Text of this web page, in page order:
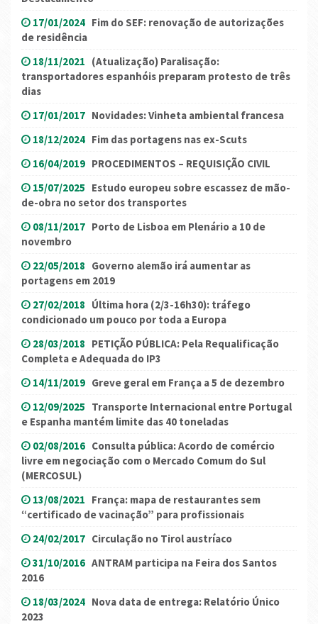
17/01/2024 Fim do SEF: renovação de autorizações
de residência
18/11/2021 (Atualização) Paralisação:
transportadores espanhóis preparam protesto de três
dias
17/01/2017 Novidades: Vinheta ambiental francesa
18/12/2024 Fim das portagens nas ex-Scuts
16/04/2019 PROCEDIMENTOS – REQUISIÇÃO CIVIL
15/07/2025 Estudo europeu sobre escassez de mão-
de-obra no setor dos transportes
08/11/2017 Porto de Lisboa em Plenário a 10 de
novembro
22/05/2018 Governo alemão irá aumentar as
portagens em 2019
27/02/2018 Última hora (2/3-16h30): tráfego
condicionado um pouco por toda a Europa
28/03/2018 PETIÇÃO PÚBLICA: Pela Requalificação
Completa e Adequada do IP3
14/11/2019 Greve geral em França a 5 de dezembro
12/09/2025 Transporte Internacional entre Portugal
e Espanha mantém limite das 40 toneladas
02/08/2016 Consulta pública: Acordo de comércio
livre em negociação com o Mercado Comum do Sul
(MERCOSUL)
13/08/2021 França: mapa de restaurantes sem
“certificado de vacinação” para profissionais
24/02/2017 Circulação no Tirol austríaco
31/10/2016 ANTRAM participa na Feira dos Santos
2016
18/03/2024 Nova data de entrega: Relatório Único
2023